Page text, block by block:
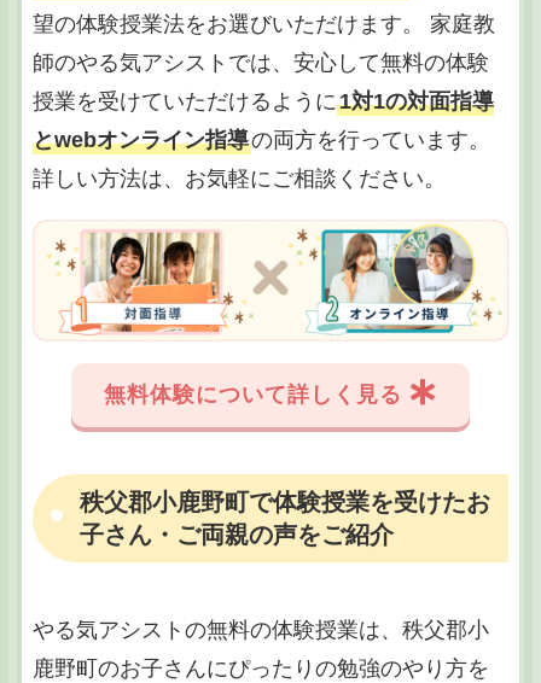
望の体験授業法をお選びいただけます。 家庭教
師のやる気アシストでは、安心して無料の体験
授業を受けていただけるように1対1の対面指導
とwebオンライン指導の両方を行っています。
詳しい方法は、お気軽にご相談ください。
無料体験について詳しく見る
秩父郡小鹿野町で体験授業を受けたお
子さん・ご両親の声をご紹介
やる気アシストの無料の体験授業は、秩父郡小
鹿野町のお子さんにぴったりの勉強のやり方を